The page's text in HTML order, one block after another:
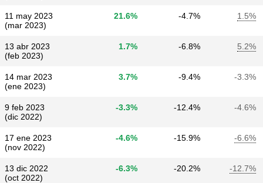
11 may 2023
(mar 2023)
21.6% -4.7% 1.5%
13 abr 2023
(feb 2023)
1.7% -6.8% 5.2%
14 mar 2023
(ene 2023)
3.7% -9.4% -3.3%
9 feb 2023
(dic 2022)
-3.3% -12.4% -4.6%
17 ene 2023
(nov 2022)
-4.6% -15.9% -6.6%
13 dic 2022
(oct 2022)
-6.3% -20.2% -12.7%